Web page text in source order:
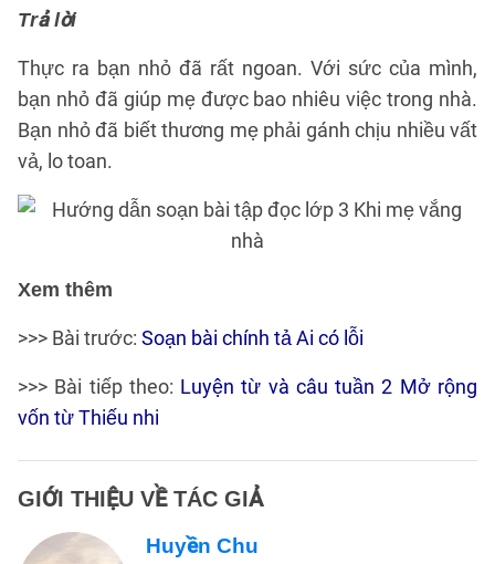
Trả lời
Thực ra bạn nhỏ đã rất ngoan. Với sức của mình,
bạn nhỏ đã giúp mẹ được bao nhiêu việc trong nhà.
Bạn nhỏ đã biết thương mẹ phải gánh chịu nhiều vất
vả, lo toan.
Xem thêm
>>> Bài trước: Soạn bài chính tả Ai có lỗi
>>> Bài tiếp theo: Luyện từ và câu tuần 2 Mở rộng
vốn từ Thiếu nhi
GIỚI THIỆU VỀ TÁC GIẢ
Huyền Chu